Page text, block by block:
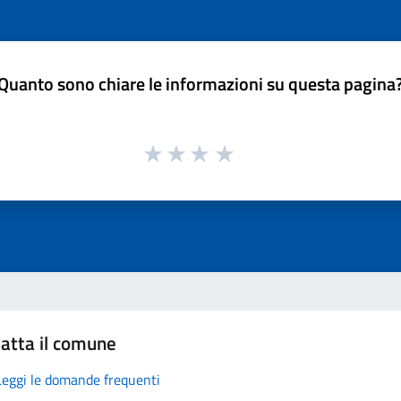
sono chiare le informazioni su questa
il comune
le domande frequenti